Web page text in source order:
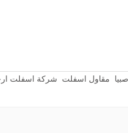
مقاول اسفلت شركة اسفلت